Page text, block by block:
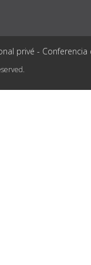
privé -